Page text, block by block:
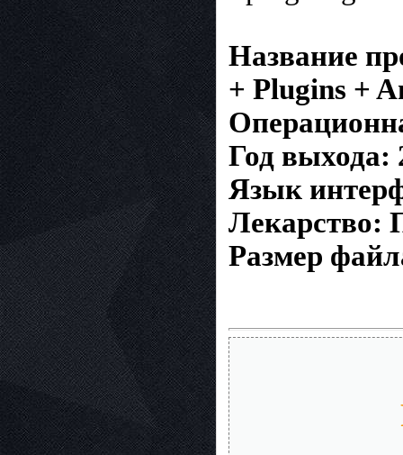
Название
+ Plugins +
Год выхода:
Язык
Лекарство:
Размер